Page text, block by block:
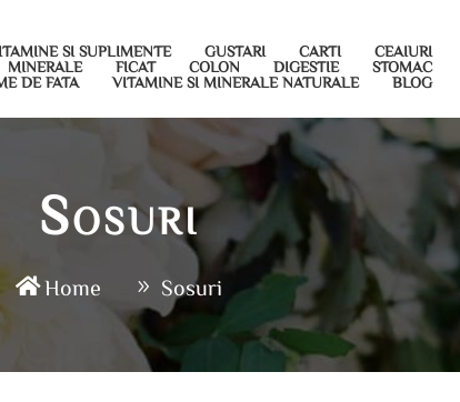
SI SUPLIMENTE GUSTARI CARTI
CEAIURI
MINERALE FICAT COLON DIGESTIE
STOMAC
DE FATA
VITAMINE SI MINERALE NATURALE BLOG
Sosuri
Home Sosuri